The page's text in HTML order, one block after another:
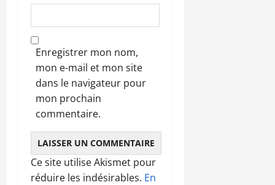
Enregistrer mon nom,
mon e-mail et mon site
dans le navigateur pour
mon prochain
commentaire.
Ce site utilise Akismet pour
réduire les indésirables. En